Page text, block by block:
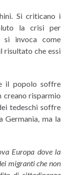
Si criticano i
la crisi per
si invoca come
risultato che essi
il popolo soffre
creano risparmio
tedeschi soffre
Germania, ma la
Europa dove la
migranti che non